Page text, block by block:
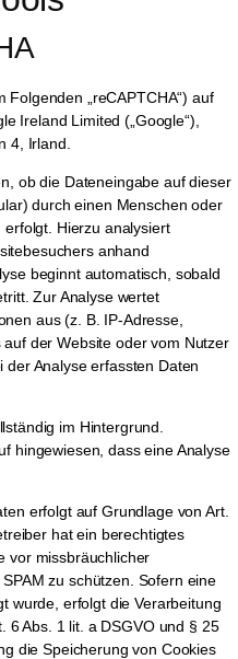
Folgenden „reCAPTCHA“) auf
Ireland Limited („Google“),
4, Irland.
ob die Dateneingabe auf dieser
durch einen Menschen oder
Hierzu analysiert
anhand
beginnt automatisch, sobald
Zur Analyse wertet
aus (z. B. IP-Adresse,
der Website oder vom Nutzer
Analyse erfassten Daten
im Hintergrund.
hingewiesen, dass eine Analyse
erfolgt auf Grundlage von Art.
hat ein berechtigtes
vor missbräuchlicher
zu schützen. Sofern eine
wurde, erfolgt die Verarbeitung
6 Abs. 1 lit. a DSGVO und § 25
die Speicherung von Cookies